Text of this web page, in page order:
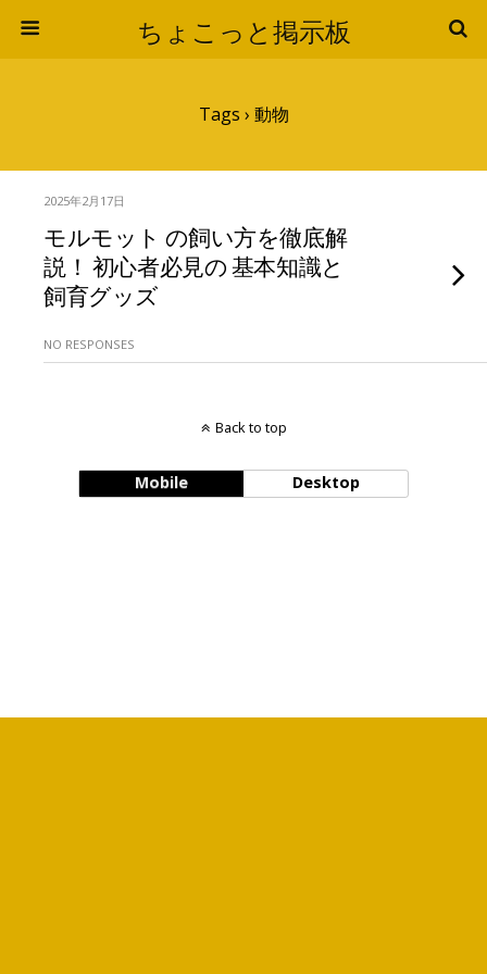
ちょこっと掲示板
Tags › 動物
2025年2月17日
モルモット の飼い方を徹底解
説！ 初心者必見の 基本知識と
飼育グッズ
NO RESPONSES
Back to top
Mobile Desktop